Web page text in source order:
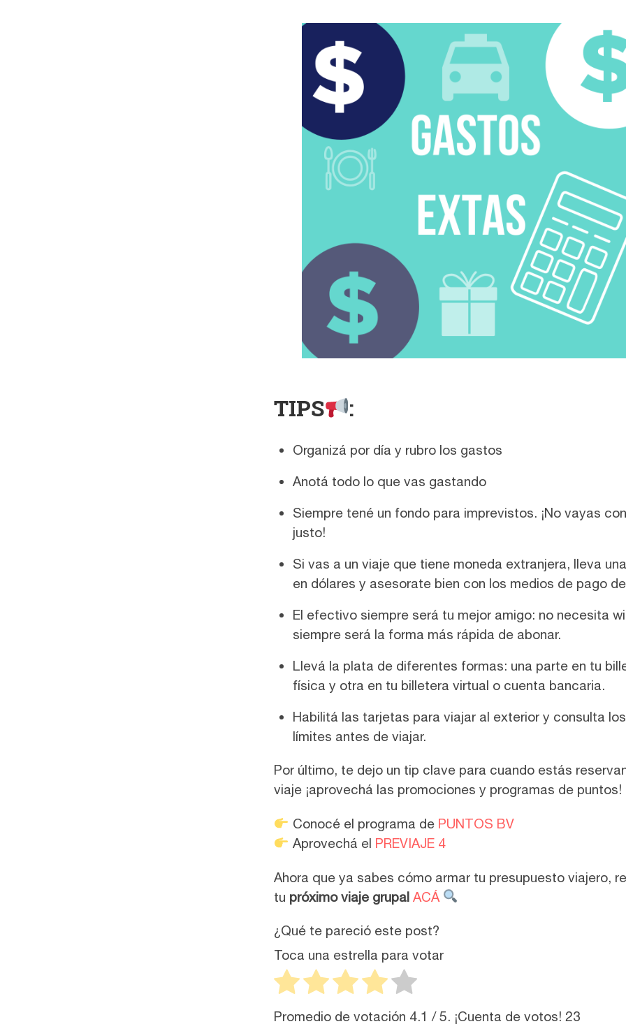
TIPS :
Organizá por día y rubro los gastos
Anotá todo lo que vas gastando
Siempre tené un fondo para imprevistos. ¡No vayas
justo!
Si vas a un viaje que tiene moneda extranjera, lleva
en dólares y asesorate bien con los medios de pago
El efectivo siempre será tu mejor amigo: no necesita
siempre será la forma más rápida de abonar.
Llevá la plata de diferentes formas: una parte en tu
física y otra en tu billetera virtual o cuenta bancaria.
Habilitá las tarjetas para viajar al exterior y consulta los
límites antes de viajar.
Por último, te dejo un tip clave para cuando estás
viaje ¡aprovechá las promociones y programas de puntos!
Conocé el programa de PUNTOS BV
Aprovechá el PREVIAJE 4
Ahora que ya sabes cómo armar tu presupuesto viajero,
tu próximo viaje grupal ACÁ
¿Qué te pareció este post?
Toca una estrella para votar
Promedio de votación 4.1 / 5. ¡Cuenta de votos! 23